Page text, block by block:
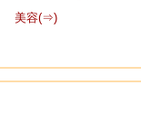
美容(⇒)